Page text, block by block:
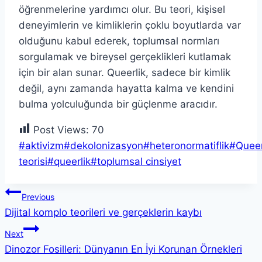
öğrenmelerine yardımcı olur. Bu teori, kişisel
deneyimlerin ve kimliklerin çoklu boyutlarda var
olduğunu kabul ederek, toplumsal normları
sorgulamak ve bireysel gerçeklikleri kutlamak
için bir alan sunar. Queerlik, sadece bir kimlik
değil, aynı zamanda hayatta kalma ve kendini
bulma yolculuğunda bir güçlenme aracıdır.
Post Views: 70
Post
Tags:
#aktivizm#dekolonizasyon#heteronormatiflik#
teorisi#queerlik#toplumsal cinsiyet
Yazı
gezinmesi
Previous
Dijital komplo teorileri ve gerçeklerin kaybı
Next
Dinozor Fosilleri: Dünyanın En İyi Korunan Örnekleri